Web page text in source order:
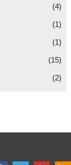
(4)
(1)
(1)
(15)
(2)